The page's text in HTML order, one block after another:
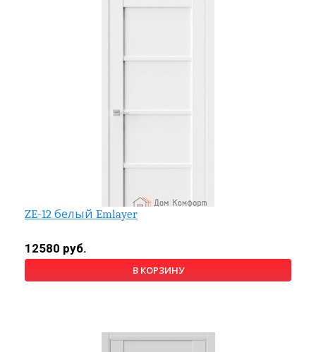
ZE-12 белый Emlayer
12580 руб.
В КОРЗИНУ